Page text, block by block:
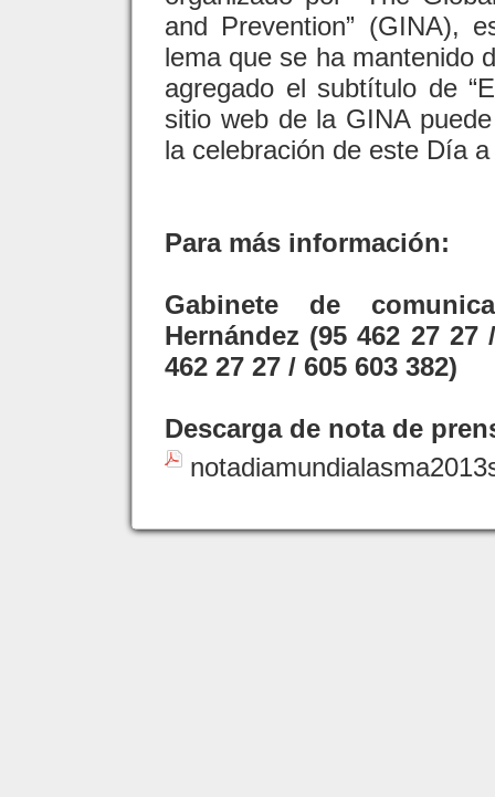
and Prevention” (GINA),
lema que se ha mantenido
agregado el subtítulo de
sitio web de la GINA
la celebración de este Día
Para más información:
Gabinete de
Hernández (95 462 27
462 27 27 / 605 603 382)
Descarga de nota de